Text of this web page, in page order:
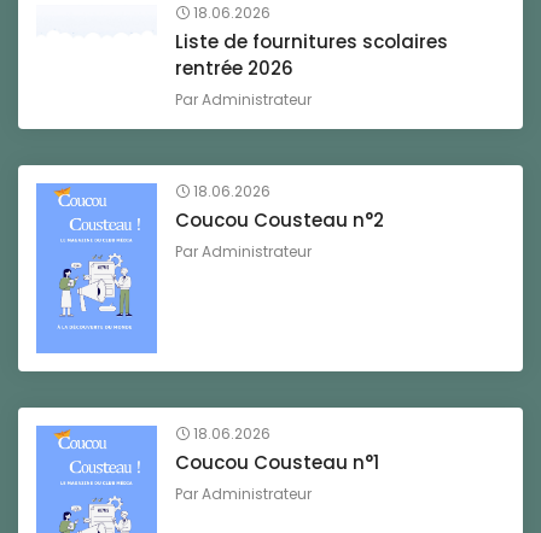
18.06.2026
Liste de fournitures scolaires
rentrée 2026
ParAdministrateur
18.06.2026
Coucou Cousteau n°2
ParAdministrateur
18.06.2026
Coucou Cousteau n°1
ParAdministrateur